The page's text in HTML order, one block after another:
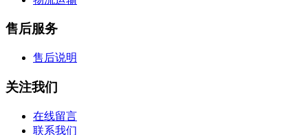
售后服务
售后说明
关注我们
在线留言
联系我们